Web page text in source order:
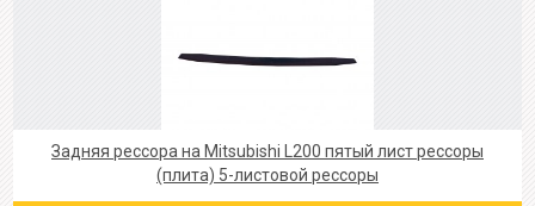
Задняя рессора на Mitsubishi L200 пятый лист рессоры
(плита) 5-листовой рессоры